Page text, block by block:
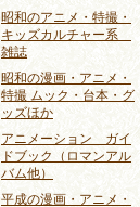
昭和のアニメ・特撮・
キッズカルチャー系
雑誌
昭和の漫画・アニメ・
特撮 ムック・台本・グ
ッズほか
アニメーション ガイ
ドブック（ロマンアル
バム他）
平成の漫画・アニメ・